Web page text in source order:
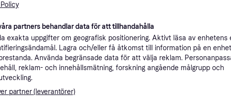
mm 17
partners behandlar data för att tillhandahålla
exakta uppgifter om geografisk positionering. Aktivt läsa av enhetens
Lagra och/eller få åtkomst till information på en
Använda begränsade data för att välja reklam.
reklam- och innehållsmätning, forskning angående målgrupp och
partner (leverantörer)